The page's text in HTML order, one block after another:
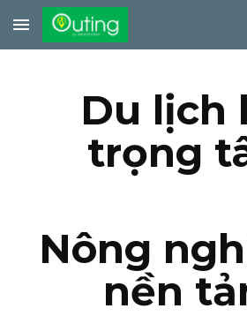
Skip to main content
Du lịch
trọng
Nông
nền